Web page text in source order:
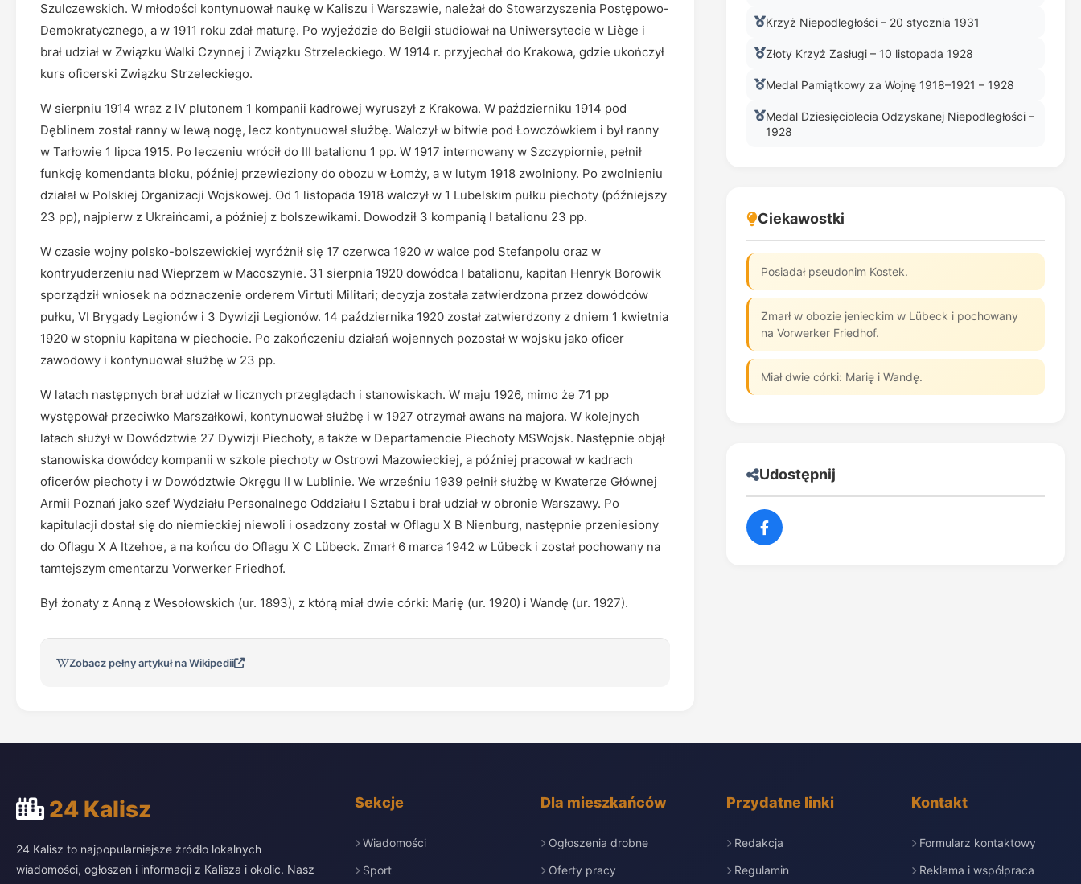
Szulczewskich. W młodości kontynuował naukę w Kaliszu i Warszawie, należał do Stowarzyszenia Postępowo-
Demokratycznego, a w 1911 roku zdał maturę. Po wyjeździe do Belgii studiował na Uniwersytecie w Liège i
brał udział w Związku Walki Czynnej i Związku Strzeleckiego. W 1914 r. przyjechał do Krakowa, gdzie ukończył
kurs oficerski Związku Strzeleckiego.
W sierpniu 1914 wraz z IV plutonem 1 kompanii kadrowej wyruszył z Krakowa. W październiku 1914 pod
Dęblinem został ranny w lewą nogę, lecz kontynuował służbę. Walczył w bitwie pod Łowczówkiem i był ranny
w Tarłowie 1 lipca 1915. Po leczeniu wrócił do III batalionu 1 pp. W 1917 internowany w Szczypiornie, pełnił
funkcję komendanta bloku, później przewieziony do obozu w Łomży, a w lutym 1918 zwolniony. Po zwolnieniu
działał w Polskiej Organizacji Wojskowej. Od 1 listopada 1918 walczył w 1 Lubelskim pułku piechoty (późniejszy
23 pp), najpierw z Ukraińcami, a później z bolszewikami. Dowodził 3 kompanią I batalionu 23 pp.
W czasie wojny polsko-bolszewickiej wyróżnił się 17 czerwca 1920 w walce pod Stefanpolu oraz w
kontryuderzeniu nad Wieprzem w Macoszynie. 31 sierpnia 1920 dowódca I batalionu, kapitan Henryk Borowik
sporządził wniosek na odznaczenie orderem Virtuti Militari; decyzja została zatwierdzona przez dowódców
pułku, VI Brygady Legionów i 3 Dywizji Legionów. 14 października 1920 został zatwierdzony z dniem 1 kwietnia
1920 w stopniu kapitana w piechocie. Po zakończeniu działań wojennych pozostał w wojsku jako oficer
zawodowy i kontynuował służbę w 23 pp.
W latach następnych brał udział w licznych przeglądach i stanowiskach. W maju 1926, mimo że 71 pp
występował przeciwko Marszałkowi, kontynuował służbę i w 1927 otrzymał awans na majora. W kolejnych
latach służył w Dowództwie 27 Dywizji Piechoty, a także w Departamencie Piechoty MSWojsk. Następnie objął
stanowiska dowódcy kompanii w szkole piechoty w Ostrowi Mazowieckiej, a później pracował w kadrach
oficerów piechoty i w Dowództwie Okręgu II w Lublinie. We wrześniu 1939 pełnił służbę w Kwaterze Głównej
Armii Poznań jako szef Wydziału Personalnego Oddziału I Sztabu i brał udział w obronie Warszawy. Po
kapitulacji dostał się do niemieckiej niewoli i osadzony został w Oflagu X B Nienburg, następnie przeniesiony
do Oflagu X A Itzehoe, a na końcu do Oflagu X C Lübeck. Zmarł 6 marca 1942 w Lübeck i został pochowany na
tamtejszym cmentarzu Vorwerker Friedhof.
Był żonaty z Anną z Wesołowskich (ur. 1893), z którą miał dwie córki: Marię (ur. 1920) i Wandę (ur. 1927).
Zobacz pełny artykuł na Wikipedii
Krzyż Niepodległości – 20 stycznia 1931
Złoty Krzyż Zasługi – 10 listopada 1928
Medal Pamiątkowy za Wojnę 1918–1921 – 1928
Medal Dziesięciolecia Odzyskanej Niepodległości –
1928
Ciekawostki
Posiadał pseudonim Kostek.
Zmarł w obozie jenieckim w Lübeck i pochowany
na Vorwerker Friedhof.
Miał dwie córki: Marię i Wandę.
Udostępnij
24 Kalisz
24 Kalisz to najpopularniejsze źródło lokalnych
wiadomości, ogłoszeń i informacji z Kalisza i okolic. Nasz
Sekcje
Wiadomości
Sport
Dla mieszkańców
Ogłoszenia drobne
Oferty pracy
Przydatne linki
Redakcja
Regulamin
Kontakt
Formularz kontaktowy
Reklama i współpraca